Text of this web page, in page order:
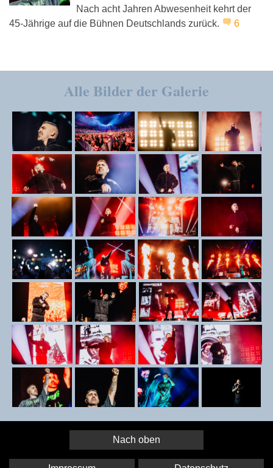
Nach acht Jahren Abwesenheit kehrt der
45-Jährige auf die Bühnen Deutschlands zurück.
6
Alle Bilder der Galerie
Nach oben